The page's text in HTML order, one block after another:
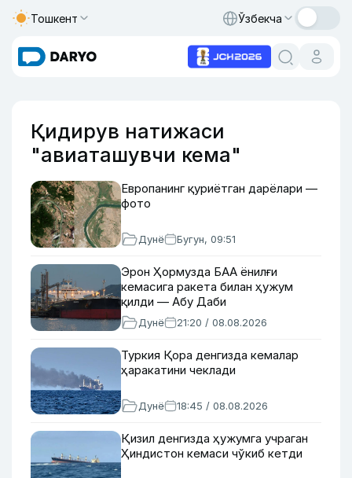
Тошкент Ўзбекча
Қидирув натижаси
"авиаташувчи кема"
Европанинг қуриётган дарёлари —
фото
Дунё Бугун, 09:51
Эрон Ҳормузда БАА ёнилғи
кемасига ракета билан ҳужум
қилди — Абу Даби
Дунё 21:20 / 08.08.2026
Туркия Қора денгизда кемалар
ҳаракатини чеклади
Дунё 18:45 / 08.08.2026
Қизил денгизда ҳужумга учраган
Ҳиндистон кемаси чўкиб кетди